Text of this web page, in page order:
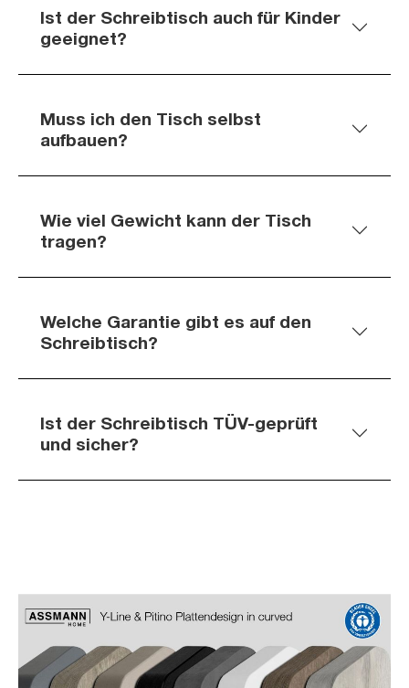
Ist der Schreibtisch auch für Kinder
geeignet?
Muss ich den Tisch selbst
aufbauen?
Wie viel Gewicht kann der Tisch
tragen?
Welche Garantie gibt es auf den
Schreibtisch?
Ist der Schreibtisch TÜV-geprüft
und sicher?